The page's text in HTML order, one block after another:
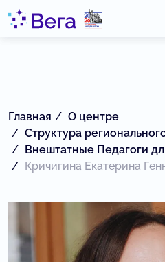
Главная
О центре
Структура
Внештатные Педагоги
Кричигина Екатерина